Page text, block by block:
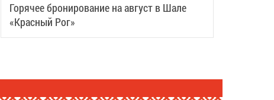
Горячее бронирование на август в Шале
«Красный Рог»